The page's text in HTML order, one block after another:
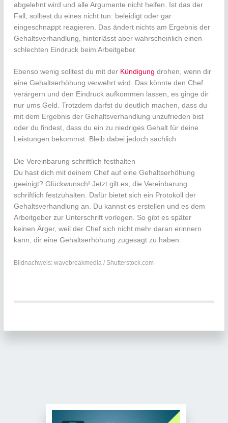
abgelehnt wird und alle Argumente nicht helfen. Ist das der
Fall, solltest du eines nicht tun: beleidigt oder gar
eingeschnappt reagieren. Das ändert nichts am Ergebnis der
Gehaltsverhandlung, hinterlässt aber wahrscheinlich einen
schlechten Eindruck beim Arbeitgeber.
Ebenso wenig solltest du mit der Kündigung drohen, wenn dir
eine Gehaltserhöhung verwehrt wird. Das könnte den Chef
verärgern und den Eindruck aufkommen lassen, es ginge dir
nur ums Geld. Trotzdem darfst du deutlich machen, dass du
mit dem Ergebnis der Gehaltsverhandlung unzufrieden bist
oder du findest, dass du ein zu niedriges Gehalt für deine
Leistungen bekommst. Bleib dabei jedoch sachlich.
Die Vereinbarung schriftlich festhalten
Du hast dich mit deinem Chef auf eine Gehaltserhöhung
geeinigt? Glückwunsch! Jetzt gilt es, die Vereinbarung
schriftlich festzuhalten. Dafür bietet sich ein Protokoll der
Gehaltsverhandlung an. Du kannst es erstellen und es dem
Arbeitgeber zur Unterschrift vorlegen. So gibt es später
keinen Ärger, weil der Chef sich nicht mehr daran erinnern
kann, dir eine Gehaltserhöhung zugesagt zu haben.
Bildnachweis: wavebreakmedia / Shutterstock.com